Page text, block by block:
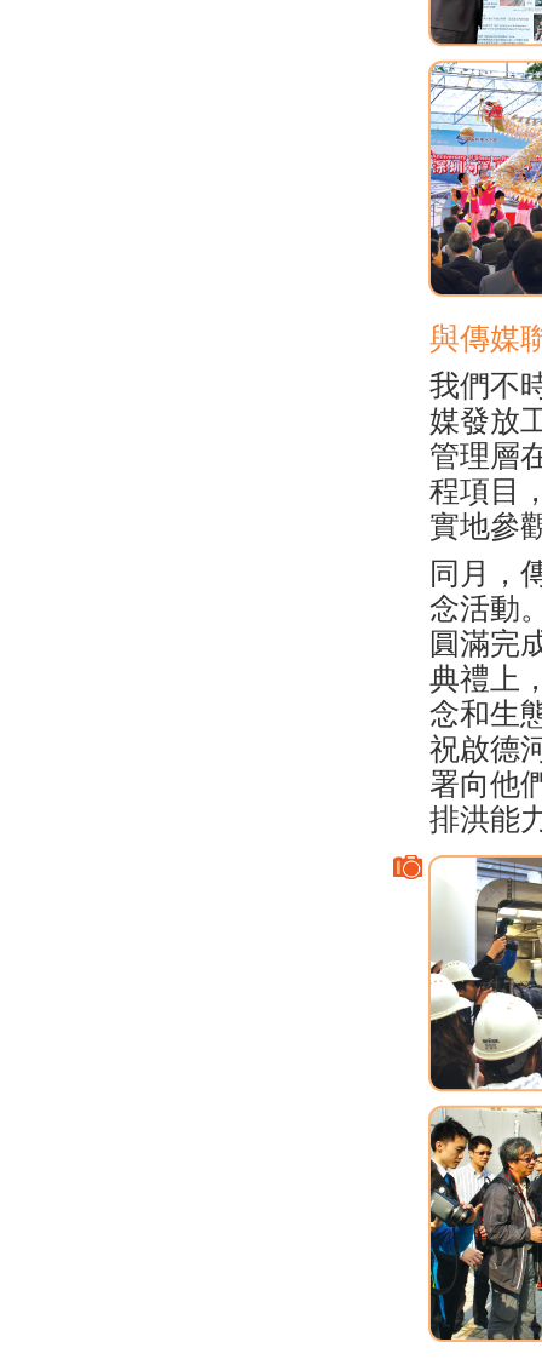
與傳媒
我們不
媒發放
管理層
程項目
實地參
同月，
念活動
圓滿完
典禮上
念和生
祝啟德
署向他
排洪能